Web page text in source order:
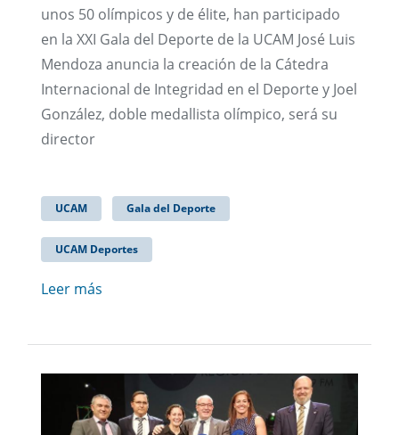
unos 50 olímpicos y de élite, han participado
en la XXI Gala del Deporte de la UCAM José Luis
Mendoza anuncia la creación de la Cátedra
Internacional de Integridad en el Deporte y Joel
González, doble medallista olímpico, será su
director
UCAM Gala del Deporte
UCAM Deportes
Leer más